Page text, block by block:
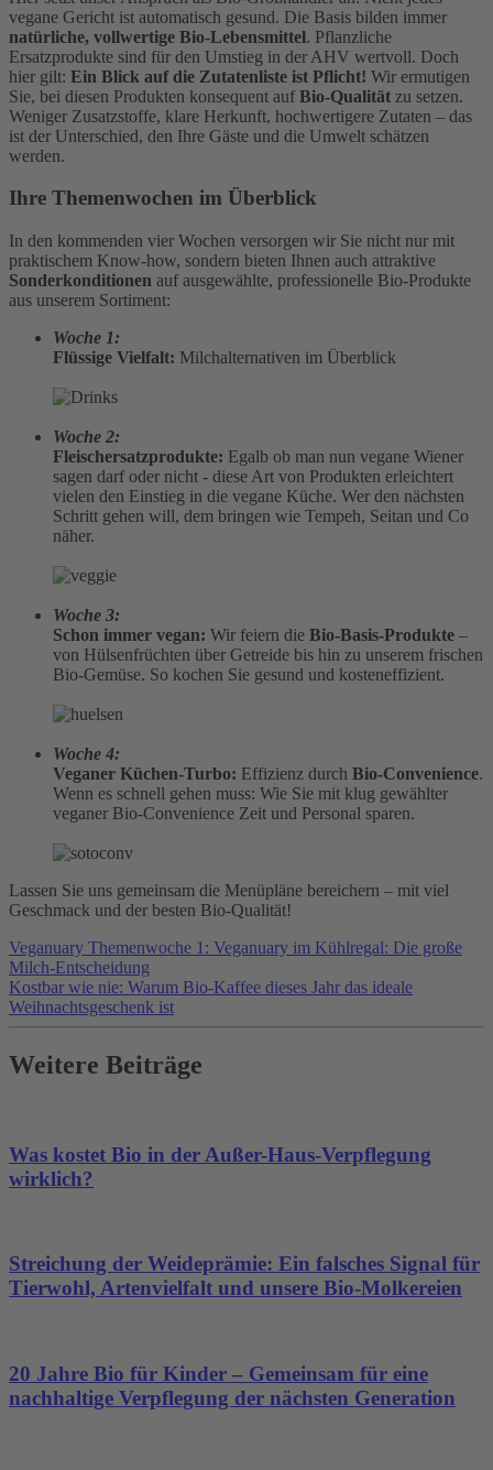
vegane Gericht ist automatisch gesund. Die Basis bilden immer
natürliche, vollwertige Bio-Lebensmittel. Pflanzliche
Ersatzprodukte sind für den Umstieg in der AHV wertvoll. Doch
hier gilt: Ein Blick auf die Zutatenliste ist Pflicht! Wir ermutigen
Sie, bei diesen Produkten konsequent auf Bio-Qualität zu setzen.
Weniger Zusatzstoffe, klare Herkunft, hochwertigere Zutaten – das
ist der Unterschied, den Ihre Gäste und die Umwelt schätzen
werden.
Ihre Themenwochen im Überblick
In den kommenden vier Wochen versorgen wir Sie nicht nur mit
praktischem Know-how, sondern bieten Ihnen auch attraktive
Sonderkonditionen auf ausgewählte, professionelle Bio-Produkte
aus unserem Sortiment:
Woche 1:
Flüssige Vielfalt: Milchalternativen im Überblick
Woche 2:
Fleischersatzprodukte: Egalb ob man nun vegane Wiener
sagen darf oder nicht - diese Art von Produkten erleichtert
vielen den Einstieg in die vegane Küche. Wer den nächsten
Schritt gehen will, dem bringen wie Tempeh, Seitan und Co
näher.
Woche 3:
Schon immer vegan: Wir feiern die Bio-Basis-Produkte –
von Hülsenfrüchten über Getreide bis hin zu unserem frischen
Bio-Gemüse. So kochen Sie gesund und kosteneffizient.
Woche 4:
Veganer Küchen-Turbo: Effizienz durch Bio-Convenience.
Wenn es schnell gehen muss: Wie Sie mit klug gewählter
veganer Bio-Convenience Zeit und Personal sparen.
Lassen Sie uns gemeinsam die Menüpläne bereichern – mit viel
Geschmack und der besten Bio-Qualität!
Veganuary Themenwoche 1: Veganuary im Kühlregal: Die große
Milch-Entscheidung
Kostbar wie nie: Warum Bio-Kaffee dieses Jahr das ideale
Weihnachtsgeschenk ist
Weitere Beiträge
Was kostet Bio in der Außer-Haus-Verpflegung
wirklich?
Streichung der Weideprämie: Ein falsches Signal für
Tierwohl, Artenvielfalt und unsere Bio-Molkereien
20 Jahre Bio für Kinder – Gemeinsam für eine
nachhaltige Verpflegung der nächsten Generation